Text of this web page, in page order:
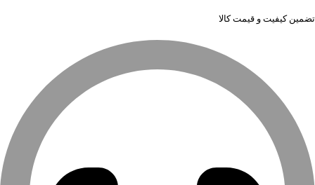
تضمین کیفیت و قیمت کالا